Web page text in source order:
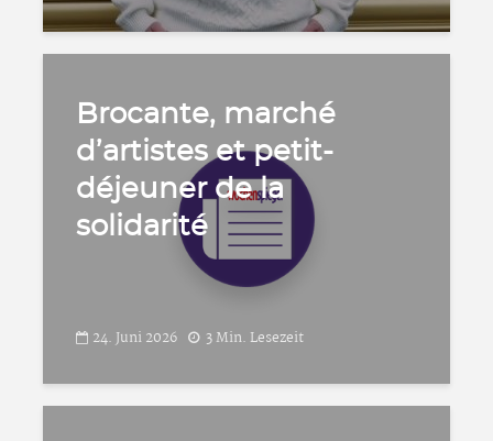
Brocante, marché
d’artistes et petit-
déjeuner de la
solidarité
24. Juni 2026 3 Min. Lesezeit